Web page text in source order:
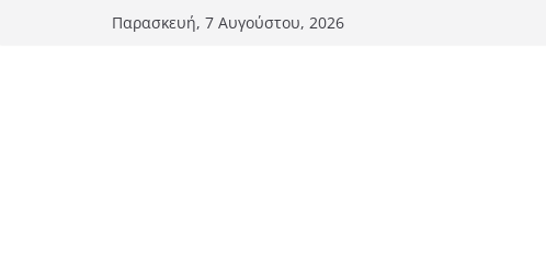
Παρασκευή, 7 Αυγούστου, 2026